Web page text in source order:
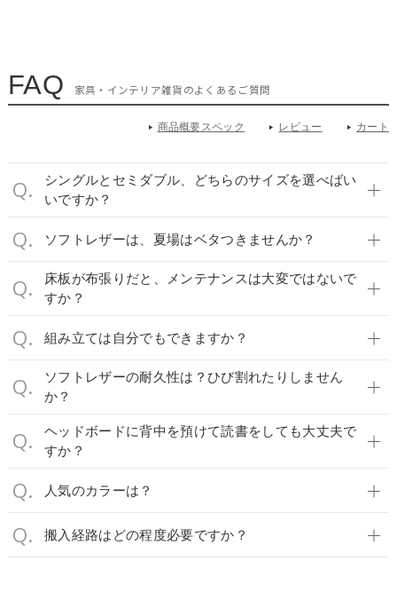
FAQ 家具・インテリア雑貨のよくあるご質問
商品概要スペック レビュー カート
シングルとセミダブル、どちらのサイズを選べばい
いですか？
ソフトレザーは、夏場はベタつきませんか？
床板が布張りだと、メンテナンスは大変ではないで
すか？
組み立ては自分でもできますか？
ソフトレザーの耐久性は？ひび割れたりしません
か？
ヘッドボードに背中を預けて読書をしても大丈夫で
すか？
人気のカラーは？
搬入経路はどの程度必要ですか？